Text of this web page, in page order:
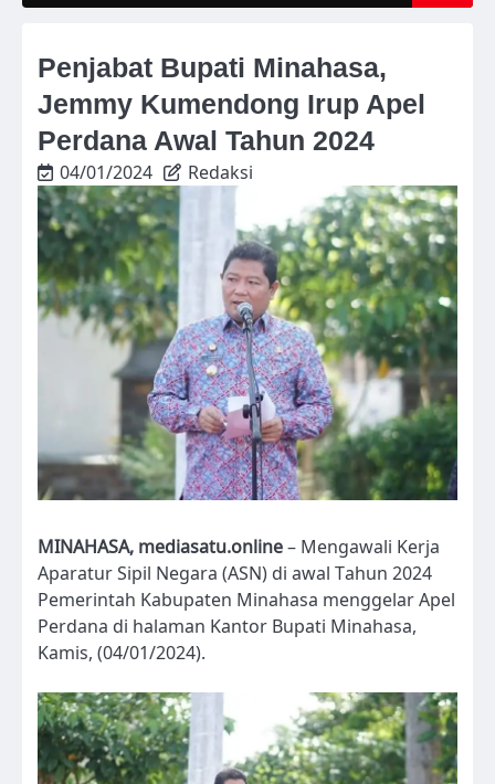
Penjabat Bupati Minahasa,
Jemmy Kumendong Irup Apel
Perdana Awal Tahun 2024
04/01/2024 Redaksi
MINAHASA, mediasatu.online– Mengawali Kerja
Aparatur Sipil Negara (ASN) di awal Tahun 2024
Pemerintah Kabupaten Minahasa menggelar Apel
Perdana di halaman Kantor Bupati Minahasa,
Kamis, (04/01/2024).